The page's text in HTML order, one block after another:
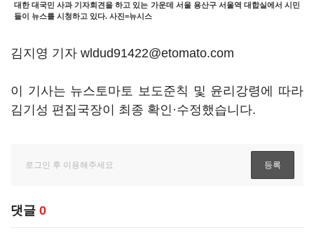
대한 대국민 사과 기자회견을 하고 있는 가운데 서울 용산구 서울역 대합실에서 시민
들이 뉴스를 시청하고 있다. 사진=뉴시스
김지영 기자 wldud91422@etomato.com
이 기사는 뉴스토마토 보도준칙 및 윤리강령에 따라
김기성 편집국장이 최종 확인·수정했습니다.
댓글 0